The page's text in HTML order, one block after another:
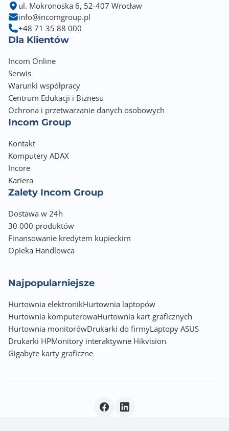
ul. Mokronoska 6, 52-407 Wrocław
info@incomgroup.pl
+48 71 35 88 000
Dla Klientów
Incom Online
Serwis
Warunki współpracy
Centrum Edukacji i Biznesu
Ochrona i przetwarzanie danych osobowych
Incom Group
Kontakt
Komputery ADAX
Incore
Kariera
Zalety Incom Group
Dostawa w 24h
30 000 produktów
Finansowanie kredytem kupieckim
Opieka Handlowca
Najpopularniejsze
Hurtownia elektronikHurtownia laptopów
Hurtownia komputerowaHurtownia kart graficznych
Hurtownia monitorówDrukarki do firmyLaptopy ASUS
Drukarki HPMonitory interaktywne Hikvision
Gigabyte karty graficzne